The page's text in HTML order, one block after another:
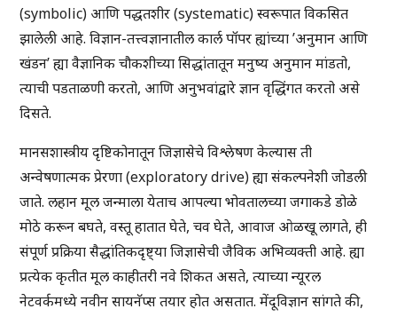
(symbolic) आणि पद्धतशीर (systematic) स्वरूपात विकसित
झालेली आहे. विज्ञान-तत्त्वज्ञानातील कार्ल पॉपर ह्यांच्या ’अनुमान आणि
खंडन’ ह्या वैज्ञानिक चौकशीच्या सिद्धांतातून मनुष्य अनुमान मांडतो,
त्याची पडताळणी करतो, आणि अनुभवांद्वारे ज्ञान वृद्धिंगत करतो असे
दिसते.
मानसशास्त्रीय दृष्टिकोनातून जिज्ञासेचे विश्लेषण केल्यास ती
अन्वेषणात्मक प्रेरणा (exploratory drive) ह्या संकल्पनेशी जोडली
जाते. लहान मूल जन्माला येताच आपल्या भोवतालच्या जगाकडे डोळे
मोठे करून बघते, वस्तू हातात घेते, चव घेते, आवाज ओळखू लागते, ही
संपूर्ण प्रक्रिया सैद्धांतिकदृष्ट्या जिज्ञासेची जैविक अभिव्यक्ती आहे. ह्या
प्रत्येक कृतीत मूल काहीतरी नवे शिकत असते, त्याच्या न्यूरल
नेटवर्कमध्ये नवीन सायनॅप्स तयार होत असतात. मेंदूविज्ञान सांगते की,